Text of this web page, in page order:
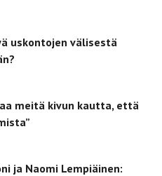
uskontojen välisestä
meitä kivun kautta, että
ja Naomi Lempiäinen: